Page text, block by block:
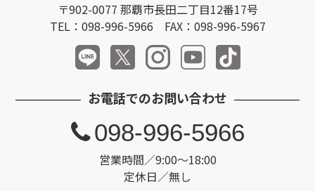
〒902-0077 那覇市長田二丁目12番17号
TEL：098-996-5966 FAX：098-996-5967
お電話でのお問い合わせ
営業時間／9:00～18:00
定休日／無し
098-996-5966